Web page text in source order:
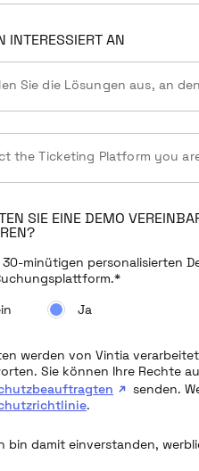
INTERESSIERT AN
Sie die Lösungen aus, an
the Ticketing Platform you
SIE EINE DEMO
30-minütigen personalisierten
*
Ja
werden von Vintia
Sie können Ihre Rechte
senden.
.
bin damit einverstanden,